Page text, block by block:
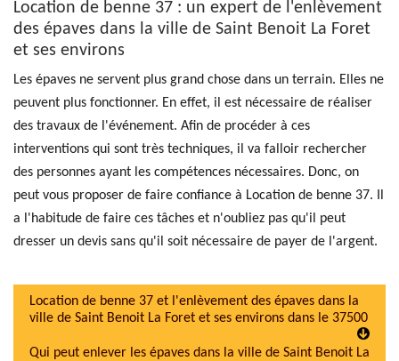
Location de benne 37 : un expert de l'enlèvement
des épaves dans la ville de Saint Benoit La Foret
et ses environs
Les épaves ne servent plus grand chose dans un terrain. Elles ne
peuvent plus fonctionner. En effet, il est nécessaire de réaliser
des travaux de l'événement. Afin de procéder à ces
interventions qui sont très techniques, il va falloir rechercher
des personnes ayant les compétences nécessaires. Donc, on
peut vous proposer de faire confiance à Location de benne 37. Il
a l'habitude de faire ces tâches et n'oubliez pas qu'il peut
dresser un devis sans qu'il soit nécessaire de payer de l'argent.
Location de benne 37 et l'enlèvement des épaves dans la
ville de Saint Benoit La Foret et ses environs dans le 37500
Qui peut enlever les épaves dans la ville de Saint Benoit La